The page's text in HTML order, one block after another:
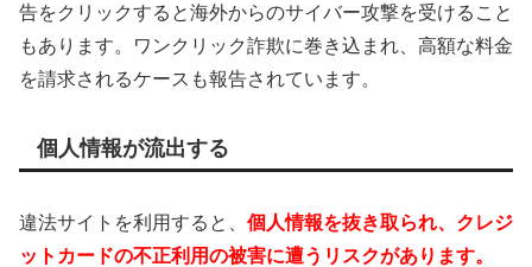
告をクリックすると海外からのサイバー攻撃を受けること
もあります。ワンクリック詐欺に巻き込まれ、高額な料金
を請求されるケースも報告されています。
個人情報が流出する
違法サイトを利用すると、 個人情報を抜き取られ、クレジ
ットカードの不正利用の被害に遭うリスクがあります。